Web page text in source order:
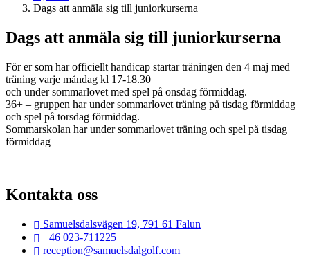
Dags att anmäla sig till juniorkurserna
Dags att anmäla sig till juniorkurserna
För er som har officiellt handicap startar träningen den 4 maj med
träning varje måndag kl 17-18.30
och under sommarlovet med spel på onsdag förmiddag.
36+ – gruppen har under sommarlovet träning på tisdag förmiddag
och spel på torsdag förmiddag.
Sommarskolan har under sommarlovet träning och spel på tisdag
förmiddag
Kontakta oss
Samuelsdalsvägen 19, 791 61 Falun
+46 023-711225
reception@samuelsdalgolf.com